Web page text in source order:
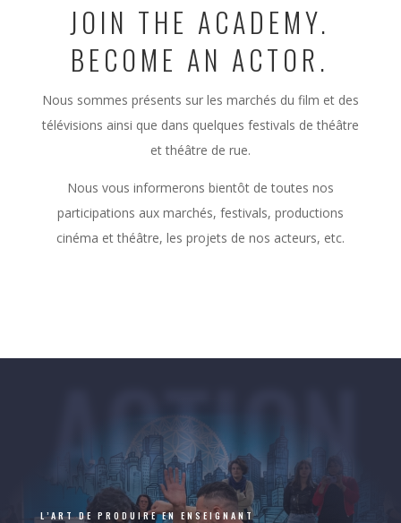
JOIN THE ACADEMY.
BECOME AN ACTOR.
Nous sommes présents sur les marchés du film et des
télévisions ainsi que dans quelques festivals de théâtre
et théâtre de rue.
Nous vous informerons bientôt de toutes nos
participations aux marchés, festivals, productions
cinéma et théâtre, les projets de nos acteurs, etc.
ACTION
L’ART DE PRODUIRE EN ENSEIGNANT